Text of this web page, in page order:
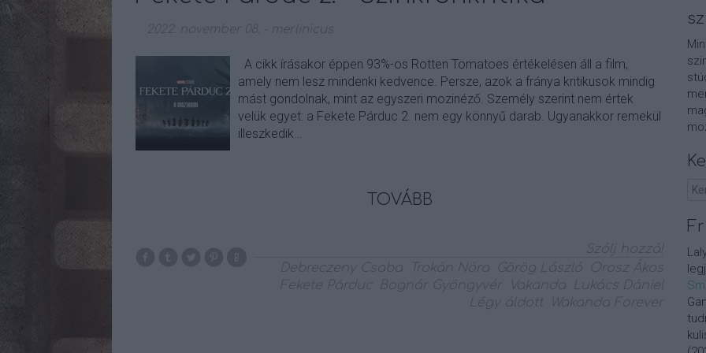
2022. november 08. merlinicus
A cikk írásakor éppen 93%-os Rotten Tomatoes értékelésen áll a film,
amely nem lesz mindenki kedvence. Persze, azok a fránya kritikusok mindig
mást gondolnak, mint az egyszeri mozinéző. Személy szerint nem értek
velük egyet: a Fekete Párduc 2. nem egy könnyű darab. Ugyanakkor remekül
illeszkedik…
TOVÁBB
Szólj hozzá!
Debreczeny Csaba
Trokán Nóra Görög László
Orosz Ákos
Fekete Párduc
Bognár Gyöngyvér Vakanda
Lukács Dániel
Légy áldott
Wakanda Forever